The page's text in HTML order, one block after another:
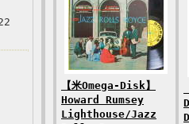
【米Omega-Disk】
Howard Rumsey
Lighthouse/Jazz